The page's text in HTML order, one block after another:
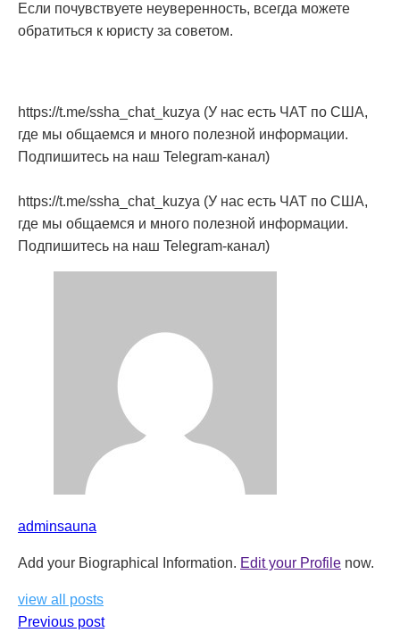
Если почувствуете неуверенность, всегда можете
обратиться к юристу за советом.
https://t.me/ssha_chat_kuzya (У нас есть ЧАТ по США,
где мы общаемся и много полезной информации.
Подпишитесь на наш Telegram-канал)
https://t.me/ssha_chat_kuzya (У нас есть ЧАТ по США,
где мы общаемся и много полезной информации.
Подпишитесь на наш Telegram-канал)
adminsauna
Add your Biographical Information. Edit your Profile now.
view all posts
Previous post